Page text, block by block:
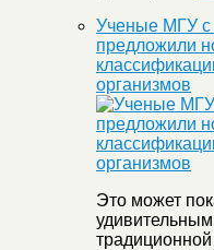
Ученые МГУ с
предложили
организмов
Это может